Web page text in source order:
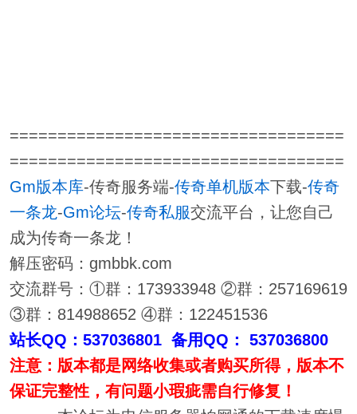
===================================
===================================
Gm版本库-传奇服务端-传奇单机版本下载-传奇
一条龙-Gm论坛-传奇私服交流平台，让您自己
成为传奇一条龙！
解压密码：gmbbk.com
交流群号：①群：173933948 ②群：257169619
③群：814988652 ④群：122451536
站长QQ：537036801 备用QQ： 537036800
注意：版本都是网络收集或者购买所得，版本不
保证完整性，有问题小瑕疵需自行修复！